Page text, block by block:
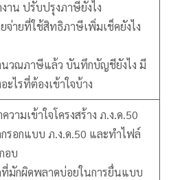
าน ปรับปรุงภาษียังไง
จ่ายที่ใช้สิทธิภาษีเพิ่มเช็คยังไง
นวณภาษีแล้ว บันทึกบัญชียังไง มี
อะไรที่ต้องเข้าใจบ้าง
วามเข้าใจโครงสร้าง ภ.ง.ด.50
รอกแบบ ภ.ง.ด.50 และทำไฟล์
อบ
ที่มักผิดพลาดบ่อยในการยื่นแบบ